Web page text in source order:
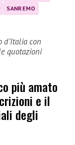
SANREMO
d’Italia con
quotazioni
più amato
e il
degli